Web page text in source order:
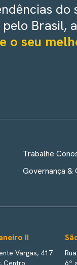
do
Brasil,
o seu
Trabalhe
Governança &
II
Vargas, 417
Centro
6º